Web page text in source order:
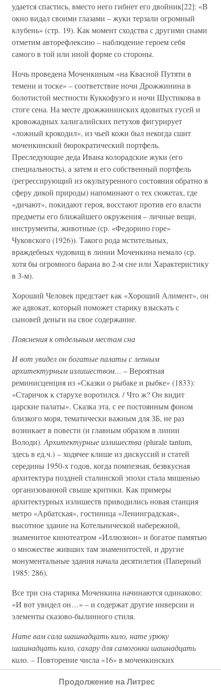
удается спастись, вместо него гибнет его двойник[22]: «В
окно видал своими глазами – жуки терзали огромный
клубень» (стр. 19). Как момент сходства с другими снами
отметим авторефлексию – наблюдение героем себя
самого в той или иной форме со стороны.
Ночь проведена Моченкиным «на Квасной Путяти в
темени и тоске» – соответствие ночи Дрожжинина в
болотистой местности Куккофуэго и ночи Шустикова в
стоге сена. На месте дрожжининских ядовитых гусей и
кровожадных халигалийских петухов фигурирует
«ложный крокодил», из чьей кожи был некогда сшит
моченкинский бюрократический портфель.
Преследующие деда Ивана колорадские жуки (его
специальность), а затем и его собственный портфель
(регрессирующий из окультуренного состояния обратно в
сферу дикой природы) напоминают о тех сюжетах, где
«дичают», покидают героя, восстают против его власти
предметы его ближайшего окружения – личные вещи,
инструменты, животные (ср. «Федорино горе»
Чуковского (1926)). Такого рода мстительных,
враждебных чудовищ в линии Моченкина немало (ср.
хотя бы огромного барана во 2-м сне или Характеристику
в 3-м).
Хороший Человек предстает как «Хороший Алимент», он
же адвокат, который поможет старику взыскать с
сыновей деньги на свое содержание.
Пояснения к отдельным местам сна
И вот увидел он богатые палаты с лепным
архитектурным излишеством… – Вероятная
реминисценция из «Сказки о рыбаке и рыбке» (1833):
«Старичок к старухе воротился. / Что ж? Он видит
царские палаты». Сказка эта, с ее постоянным фоном
близкого моря, тематически важным для ЗБ, не раз
возникает в повести (и главным образом в линии
Володи). Архитектурные излишества(plurale tantum,
здесь в ед.ч.) – ходячее клише из дискуссий и статей
середины 1950-х годов, когда помпезная, безвкусная
архитектура поздней сталинской эпохи стала мишенью
организованной свыше критики. Как примеры
архитектурных излишеств приводились новая станция
метро «Арбатская», гостиница «Ленинградская»,
высотное здание на Котельнической набережной,
знаменитое кинотеатром «Иллюзион» и богатое памятью
о множестве живших там знаменитостей, и другие
монументальные здания начала десятилетия (Паперный
1985: 286).
Все три сна старика Моченкина начинаются одинаково:
«И вот увидел он…» – и содержат другие инверсии и
элементы сказово-былинного стиля.
Нате вам сала шашнадцать кило, нате урюку
шашнадцать кило, сахару для самогонки шашнадцать
кило. –Повторение числа «16» в моченкинских
вычислениях отражает старые корни его мышления
(традиционная мерапудравнялась 16 кг), а также придает
Продолжение на Литрес